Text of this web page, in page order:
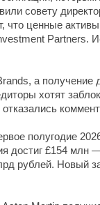
совету
ценные
Partners.
а
хотят
полугодие
достиг £154 млн
рублей. Новый